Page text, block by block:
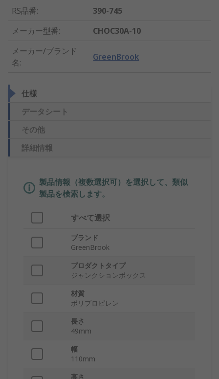
RS品番:
390-745
メーカー型番:
CHOC30A-10
メーカー/ブランド
名:
GreenBrook
仕様
データシート
その他
詳細情報
製品情報（複数選択可）を選択して、類似
製品を検索します。
すべて選択
ブランド
GreenBrook
プロダクトタイプ
ジャンクションボックス
材質
ポリプロピレン
長さ
49mm
幅
110mm
高さ